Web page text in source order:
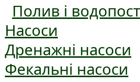
Полив і
Насоси
Дренажні насоси
Фекальні насоси